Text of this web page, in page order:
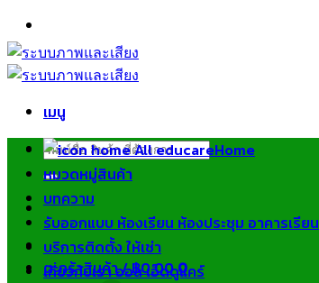
ข้าม
ไป
ยัง
เมนู
ค้นหา:
ตะกร้าสินค้า /฿0.000
Home
หมวดหมู่สินค้า
บทความ
รับออกแบบ ห้องเรียน ห้องประชุม อาคารเรียน
บริการติดตั้ง ให้เช่า
เกี่ยวกับเรา ออล เอ็ดดูแคร์